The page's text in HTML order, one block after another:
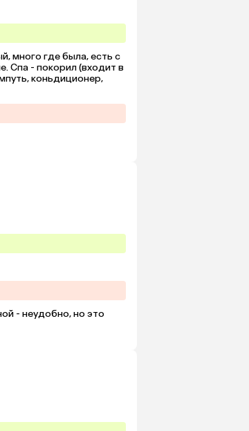
много где была, есть с
Спа - покорил (входит в
коньдиционер,
- неудобно, но это